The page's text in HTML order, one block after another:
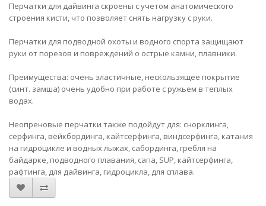
Перчатки для дайвинга скроены с учетом анатомического
строения кисти, что позволяет снять нагрузку с руки.
Перчатки для подводной охоты и водного спорта защищают
руки от порезов и повреждений о острые камни, плавники.
Преимущества: очень эластичные, нескользящее покрытие
(синт. замша) очень удобно при работе с ружьем в теплых
водах.
Неопреновые перчатки также подойдут для: снорклинга,
серфинга, вейкбординга, кайтсерфинга, виндсерфинга, катания
на гидроцикле и водных лыжах, сабординга, гребля на
байдарке, подводного плавания, сапа, SUP, кайтсерфинга,
рафтинга, для дайвинга, гидроцикла, для сплава.